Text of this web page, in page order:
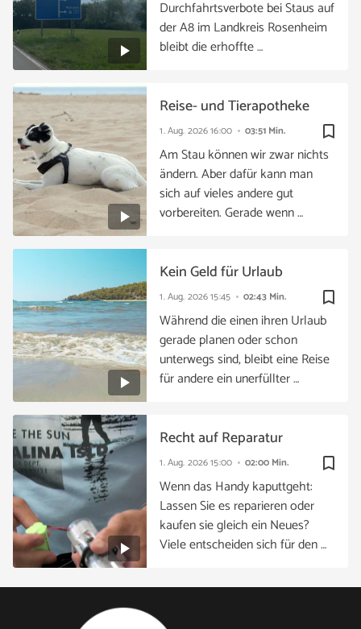
Durchfahrtsverbote bei Staus auf
der A8 im Landkreis Rosenheim
bleibt die erhoffte …
bookmark_border
1. Aug. 202616:00 03:51 Min.
Reise- und Tierapotheke
Am Stau können wir zwar nichts
ändern. Aber dafür kann man
sich auf vieles andere gut
vorbereiten. Gerade wenn …
bookmark_border
1. Aug. 202615:45 02:43 Min.
Kein Geld für Urlaub
Während die einen ihren Urlaub
gerade planen oder schon
unterwegs sind, bleibt eine Reise
für andere ein unerfüllter …
bookmark_border
1. Aug. 202615:00 02:00 Min.
Recht auf Reparatur
Wenn das Handy kaputtgeht:
Lassen Sie es reparieren oder
kaufen sie gleich ein Neues?
Viele entscheiden sich für den …